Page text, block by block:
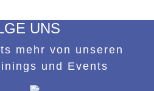
UNS
mehr von unseren
und Events